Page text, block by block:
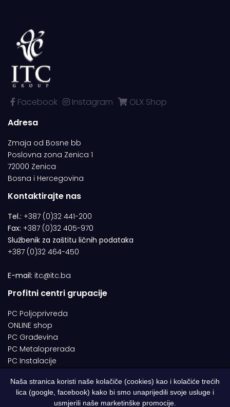
Facebook Instagram
OLX Shop
Adresa
Zmaja od Bosne bb
Poslovna zona Zenica 1
72000 Zenica
Bosna i Hercegovina
Kontaktirajte nas
Tel.: +387 (0)32 441-200
Fax: +387 (0)32 405-970
Službenik za zaštitu ličnih podataka
+387 (0)32 464-450
E-mail: itc@itc.ba
Profitni centri grupacije
PC Poljoprivreda
ONLINE shop
PC Građevina
PC Metaloprerada
PC Instalacije
© 1994-2026 | ITC d.o.o. Zenica. Sva prava pridržana | Designed by
Naša stranica koristi naše kolačiče (cookies) kao i kolačiće trećih
lica (google, facebook) kako bi smo unaprijedili svoje usluge i
usmjerili naše marketinške promocije.